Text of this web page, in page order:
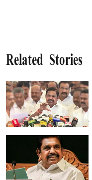
Related Stories